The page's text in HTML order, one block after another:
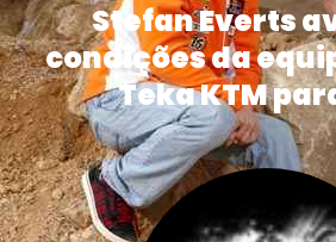
Stefan Everts
condições da
Teka KTM